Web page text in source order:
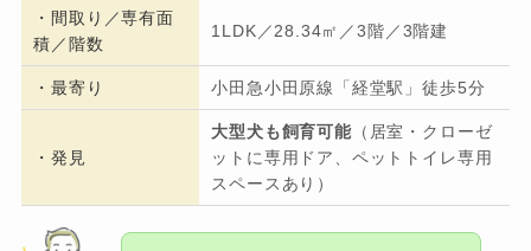
・間取り／専有面
積／階数
1LDK／28.34㎡／3階／3階建
・最寄り 小田急小田原線「経堂駅」徒歩5分
・発見
大型犬も飼育可能（居室・クローゼ
ットに専用ドア、ペットトイレ専用
スペースあり）